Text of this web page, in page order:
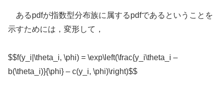
あるpdfが指数型分布族に属するpdfであるということを
示すためには，変形して，
$$f(y_i|\theta_i, \phi) = \exp\left(\frac{y_i\theta_i –
b(\theta_i)}{\phi} – c(y_i, \phi)\right)$$